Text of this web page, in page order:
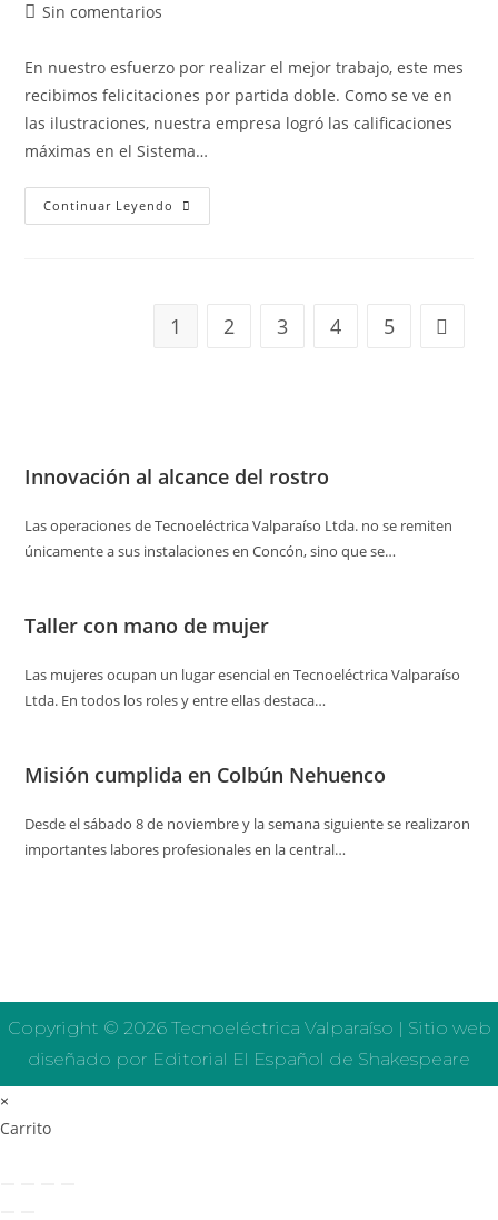
Sin comentarios
En nuestro esfuerzo por realizar el mejor trabajo, este mes
recibimos felicitaciones por partida doble. Como se ve en
las ilustraciones, nuestra empresa logró las calificaciones
máximas en el Sistema…
Continuar Leyendo
1 2 3 4 5
Innovación al alcance del rostro
Las operaciones de Tecnoeléctrica Valparaíso Ltda. no se remiten
únicamente a sus instalaciones en Concón, sino que se…
Taller con mano de mujer
Las mujeres ocupan un lugar esencial en Tecnoeléctrica Valparaíso
Ltda. En todos los roles y entre ellas destaca…
Misión cumplida en Colbún Nehuenco
Desde el sábado 8 de noviembre y la semana siguiente se realizaron
importantes labores profesionales en la central…
Copyright © 2026 Tecnoeléctrica Valparaíso | Sitio web
diseñado por Editorial El Español de Shakespeare
×
Carrito